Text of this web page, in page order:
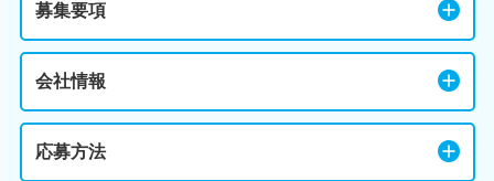
募集要項
会社情報
応募方法